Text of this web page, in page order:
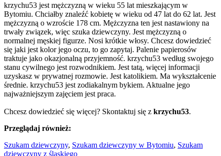
krzychu53 jest mężczyzną w wieku 55 lat mieszkającym w
Bytomiu. Chciałby znaleźć kobietę w wieku od 47 lat do 62 lat. Jest
mężczyzną o wzroście 178 cm. Mężczyzna ten jest nastawiony na
trwały związek, więc szuka dziewczyny. Jest mężczyzną o
normalnej męskiej figurze. Nosi krótkie włosy. Chcesz dowiedzieć
się jaki jest kolor jego oczu, to go zapytaj. Palenie papierosów
traktuje jako okazjonalną przyjemność. krzychu53 według swojego
stanu cywilnego jest rozwodnikiem. Jest tatą, więcej informacji
uzyskasz w prywatnej rozmowie. Jest katolikiem. Ma wykształcenie
średnie. krzychu53 jest zodiakalnym bykiem. Aktualne jego
najważniejszym zajęciem jest praca.
Chcesz dowiedzieć się więcej? Skontaktuj się z krzychu53.
Przeglądaj również:
Szukam dziewczyny, Szukam dziewczyny w Bytomiu, Szukam
dziewczyny z śląskiego